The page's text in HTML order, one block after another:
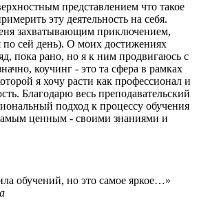
представлением что такое
эту деятельность на себя.
захватывающим приключением,
по сей день). О моих достижениях
пока рано, но я к ним продвигаюсь с
коучинг - это та сфера в рамках
я хочу расти как профессионал и
Благодарю весь преподавательский
подход к процессу обучения
ценным - своими знаниями и
обучений, но это самое яркое…»